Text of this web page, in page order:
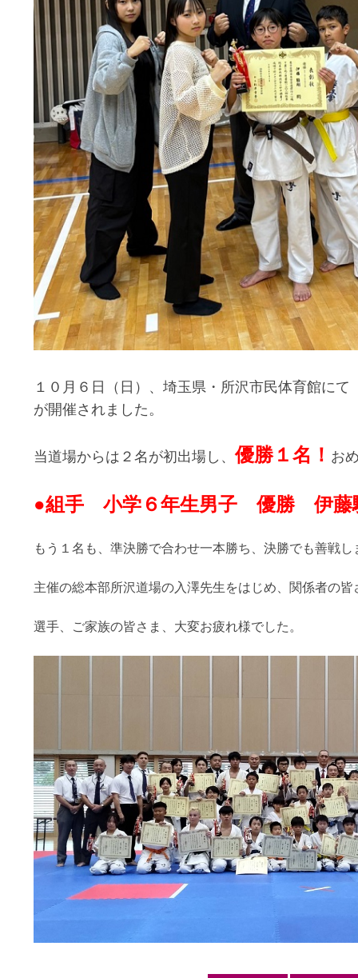
１０月６日（日）、埼玉県・所沢市民体育館に
が開催されました。
当道場からは２名が初出場し、優勝１名！ お
●組手 小学６年生男子優勝 伊藤
もう１名も、準決勝で合わせ一本勝ち、決勝でも善戦し
主催の総本部所沢道場の入澤先生をはじめ、関係者の
選手、ご家族の皆さま、大変お疲れ様でした。